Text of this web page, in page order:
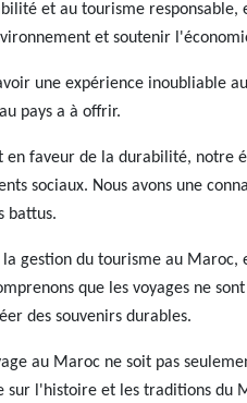
et au tourisme responsable,
et soutenir
une expérience inoubliable
pays a à offrir.
en faveur de la durabilité,
sociaux. Nous avons une
battus.
gestion du tourisme au Maroc,
que les voyages ne
des souvenirs durables.
au Maroc ne soit pas
l'histoire et les traditions du